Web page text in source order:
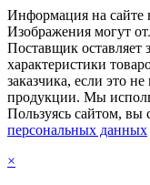
Информация на сайте
Изображения могут
Поставщик оставляет
характеристики
заказчика, если это
продукции. Мы
Пользуясь сайтом, вы
персональных данных
×